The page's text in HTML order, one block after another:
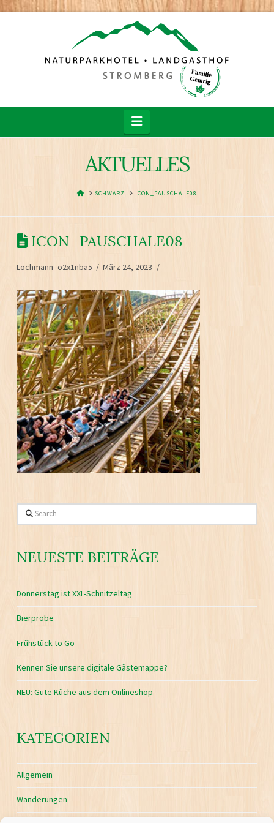
Navigation
AKTUELLES
HOMESCHWARZ ICON_PAUSCHALE08
ICON_PAUSCHALE08
Lochmann_o2x1nba5 März 24, 2023
Search
NEUESTE BEITRÄGE
Donnerstag ist XXL-Schnitzeltag
Bierprobe
Frühstück to Go
Kennen Sie unsere digitale Gästemappe?
NEU: Gute Küche aus dem Onlineshop
KATEGORIEN
Allgemein
Wanderungen